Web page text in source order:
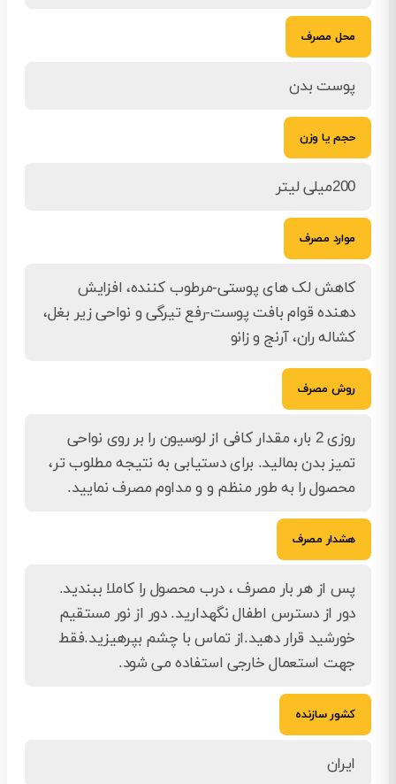
محل مصرف
پوست بدن
حجم یا وزن
200میلی لیتر
موارد مصرف
کاهش لک های پوستی-مرطوب کننده، افزایش
دهنده قوام بافت پوست-رفع تیرگی و نواحی زیر بغل،
کشاله ران، آرنج و زانو
روش مصرف
روزی 2 بار، مقدار کافی از لوسیون را بر روی نواحی
تمیز بدن بمالید. برای دستیابی به نتیجه مطلوب تر،
محصول را به طور منظم و و مداوم مصرف نمایید.
هشدار مصرف
پس از هر بار مصرف ، درب محصول را کاملا ببندید.
دور از دسترس اطفال نگهدارید. دور از نور مستقیم
خورشید قرار دهید.از تماس با چشم بپرهیزید.فقط
جهت استعمال خارجی استفاده می شود.
کشور سازنده
ایران